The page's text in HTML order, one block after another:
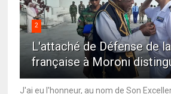
2
L'attaché de Défense de
française à Moroni
J'ai eu l'honneur, au nom de Son